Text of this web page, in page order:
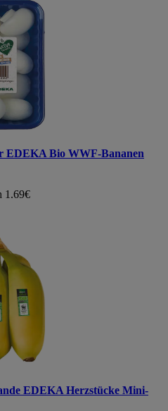
EDEKA Bio WWF-Bananen
1.69€
EDEKA Herzstücke Mini-